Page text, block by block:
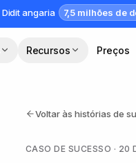
Didit angaria 7,5 milhões de
Recursos Preços
Voltar às histórias de
CASO DE SUCESSO · 20